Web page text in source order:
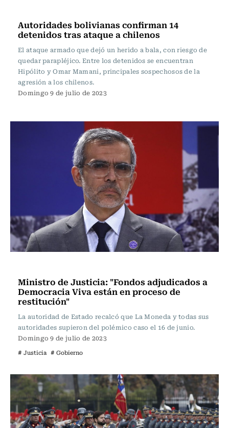
Autoridades bolivianas confirman 14
detenidos tras ataque a chilenos
El ataque armado que dejó un herido a bala, con riesgo de
quedar parapléjico. Entre los detenidos se encuentran
Hipólito y Omar Mamani, principales sospechosos de la
agresión a los chilenos.
Domingo 9 de julio de 2023
Ministro de Justicia: "Fondos adjudicados a
Democracia Viva están en proceso de
restitución"
La autoridad de Estado recalcó que La Moneda y todas sus
autoridades supieron del polémico caso el 16 de junio.
Domingo 9 de julio de 2023
# Justicia # Gobierno